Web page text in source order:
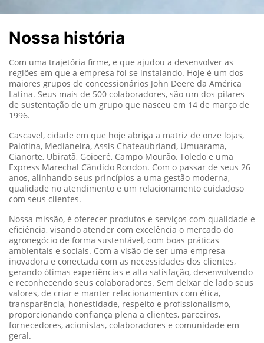
Nossa história
Com uma trajetória firme, e que ajudou a desenvolver as
regiões em que a empresa foi se instalando. Hoje é um dos
maiores grupos de concessionários John Deere da América
Latina. Seus mais de 500 colaboradores, são um dos pilares
de sustentação de um grupo que nasceu em 14 de março de
1996.
Cascavel, cidade em que hoje abriga a matriz de onze lojas,
Palotina, Medianeira, Assis Chateaubriand, Umuarama,
Cianorte, Ubiratã, Goioerê, Campo Mourão, Toledo e uma
Express Marechal Cândido Rondon. Com o passar de seus 26
anos, alinhando seus princípios a uma gestão moderna,
qualidade no atendimento e um relacionamento cuidadoso
com seus clientes.
Nossa missão, é oferecer produtos e serviços com qualidade e
eficiência, visando atender com excelência o mercado do
agronegócio de forma sustentável, com boas práticas
ambientais e sociais. Com a visão de ser uma empresa
inovadora e conectada com as necessidades dos clientes,
gerando ótimas experiências e alta satisfação, desenvolvendo
e reconhecendo seus colaboradores. Sem deixar de lado seus
valores, de criar e manter relacionamentos com ética,
transparência, honestidade, respeito e profissionalismo,
proporcionando confiança plena a clientes, parceiros,
fornecedores, acionistas, colaboradores e comunidade em
geral.